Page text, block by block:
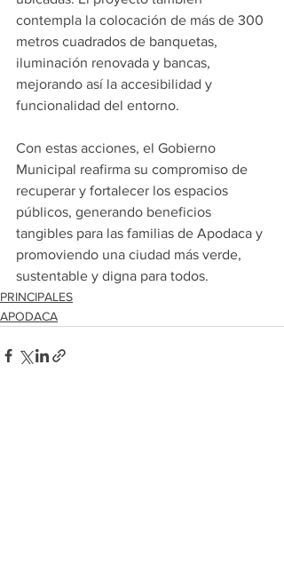
contempla la colocación de más de 300
metros cuadrados de banquetas,
iluminación renovada y bancas,
mejorando así la accesibilidad y
funcionalidad del entorno.
Con estas acciones, el Gobierno
Municipal reafirma su compromiso de
recuperar y fortalecer los espacios
públicos, generando beneficios
tangibles para las familias de Apodaca y
promoviendo una ciudad más verde,
sustentable y digna para todos.
PRINCIPALES
APODACA